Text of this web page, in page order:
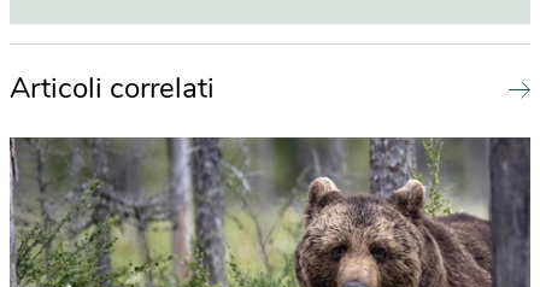
Articoli correlati